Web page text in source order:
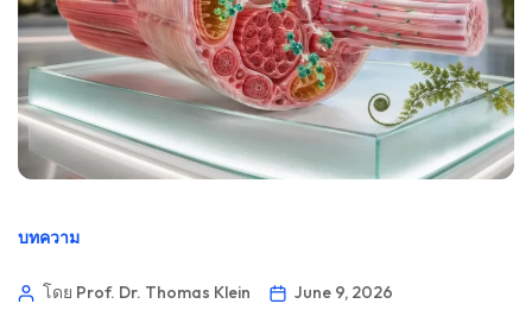
บทความ
โดย Prof. Dr. Thomas Klein
June 9, 2026